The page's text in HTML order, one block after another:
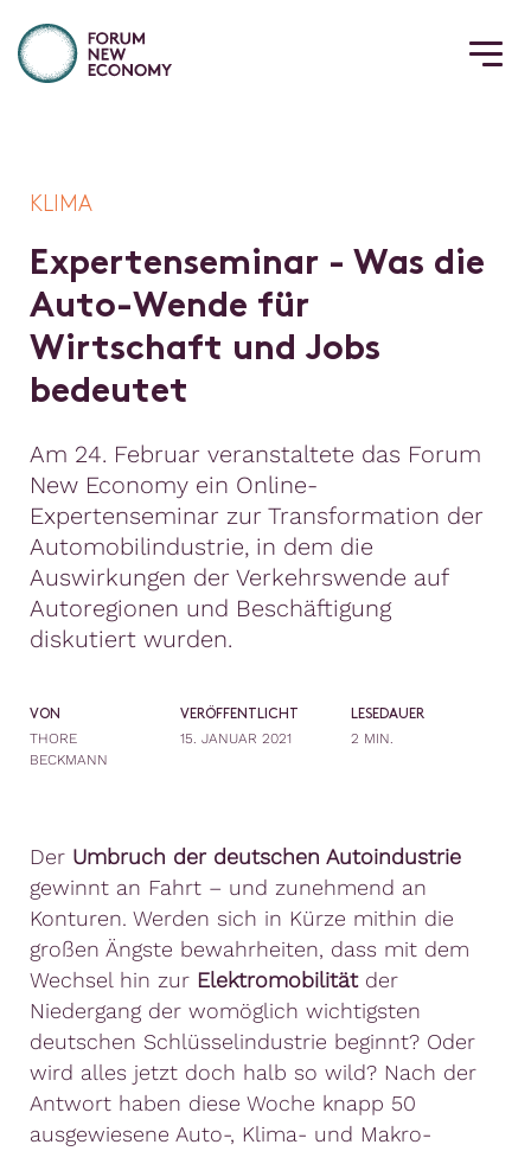
KLIMA
Expertenseminar - Was die
Auto-Wende für
Wirtschaft und Jobs
bedeutet
Am 24. Februar veranstaltete das Forum
New Economy ein Online-
Expertenseminar zur Transformation der
Automobilindustrie, in dem die
Auswirkungen der Verkehrswende auf
Autoregionen und Beschäftigung
diskutiert wurden.
VON
THORE
BECKMANN
VERÖFFENTLICHT
15. JANUAR 2021
LESEDAUER
2 MIN.
Der Umbruch der deutschen Autoindustrie
gewinnt an Fahrt – und zunehmend an
Konturen. Werden sich in Kürze mithin die
großen Ängste bewahrheiten, dass mit dem
Wechsel hin zur Elektromobilitätder
Niedergang der womöglich wichtigsten
deutschen Schlüsselindustrie beginnt? Oder
wird alles jetzt doch halb so wild? Nach der
Antwort haben diese Woche knapp 50
ausgewiesene Auto-, Klima- und Makro-